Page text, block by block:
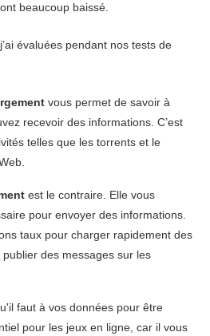
beaucoup baissé.
évaluées pendant nos tests de
vous permet de savoir à
recevoir des informations. C’est
telles que les torrents et le
est le contraire. Elle vous
pour envoyer des informations.
taux pour charger rapidement des
des messages sur les
faut à vos données pour être
pour les jeux en ligne, car il vous